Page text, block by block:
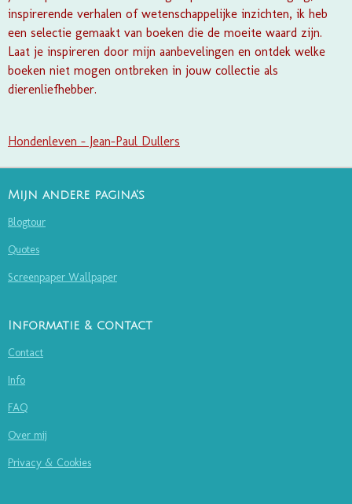
inspirerende verhalen of wetenschappelijke inzichten, ik heb
een selectie gemaakt van boeken die de moeite waard zijn.
Laat je inspireren door mijn aanbevelingen en ontdek welke
boeken niet mogen ontbreken in jouw collectie als
dierenliefhebber.
Hondenleven - Jean-Paul Dullers
Mijn andere pagina's
Blogtour
Quotes
Screenpaper Wallpaper
Informatie & contact
Contact
Info
FAQ
Over mij
Privacy & Cookies